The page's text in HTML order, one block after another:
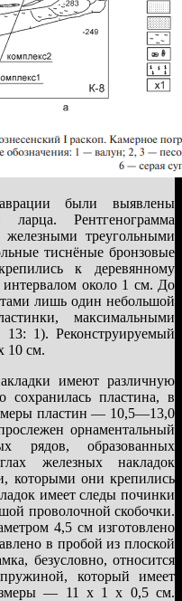
были выявлены
Рентгенограмма
железными треугольными
тиснёные бронзовые
к деревянному
около 1 см. До
лишь один небольшой
максимальными
1). Реконструируемый
10 см.
имеют различную
сохранилась пластина, в
пластин — 10,5—13,0
орнаментальный
рядов, образованных
железных накладок
которыми они крепились
имеет следы починки
проволочной скобочки.
4,5 см изготовлено
в пробой из плоской
безусловно, относится
который имеет
— 11 х 1 х 0,5 см.